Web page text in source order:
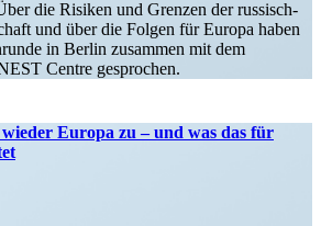
die Risiken und Grenzen der russisch-
und über die Folgen für Europa haben
in Berlin zusammen mit dem
Centre gesprochen.
Europa zu – und was das für